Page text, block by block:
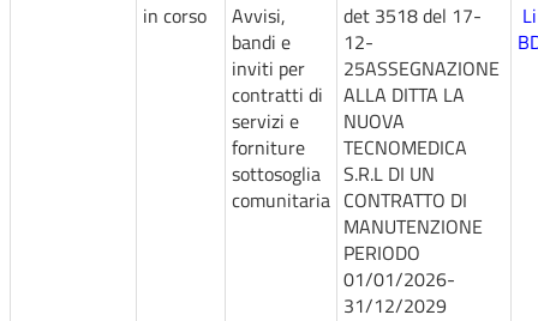
in corso
Avvisi,
bandi e
inviti per
contratti di
servizi e
forniture
sottosoglia
comunitaria
det 3518 del 17-
12-
25ASSEGNAZIONE
ALLA DITTA LA
NUOVA
TECNOMEDICA
S.R.L DI UN
CONTRATTO DI
MANUTENZIONE
PERIODO
01/01/2026-
31/12/2029